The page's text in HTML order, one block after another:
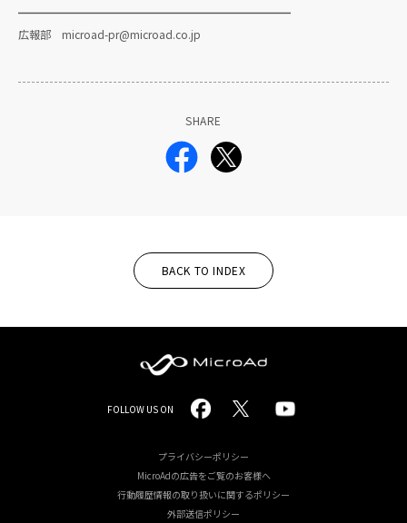
━━━━━━━━━━━━━━━━━━━━━━━━━
広報部 microad-pr@microad.co.jp
SHARE
BACK TO INDEX
MicroAd
-
Redesigning
the
FOLLOW US ON
プライバシーポリシー
MicroAdの広告をご覧のお客様へ
行動履歴情報の取り扱いに関するポリシー
外部送信ポリシー